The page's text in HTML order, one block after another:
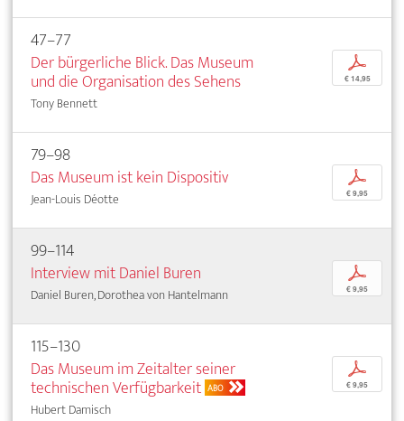
47–77
Der bürgerliche Blick. Das Museum
und die Organisation des Sehens
Tony Bennett
p
€ 14,95
79–98
Das Museum ist kein Dispositiv
Jean-Louis Déotte
p
€ 9,95
99–114
Interview mit Daniel Buren
Daniel Buren, Dorothea von Hantelmann
p
€ 9,95
115–130
Das Museum im Zeitalter seiner
technischen Verfügbarkeit ABO
Hubert Damisch
p
€ 9,95